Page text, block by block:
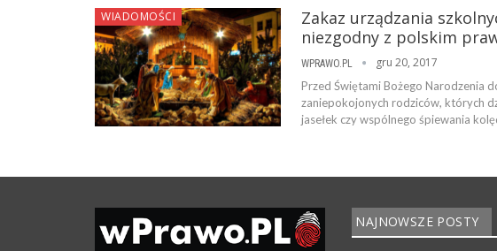
WIADOMOŚCI
Zakaz urządzania
niezgodny z polskim
WPRAWO.PL gru 20, 2017
Przed Świętami Bożego Narodzenia
zaniepokojonych rodziców, których
jasełek czy wspólnego śpiewania
NAJNOWSZE POSTY